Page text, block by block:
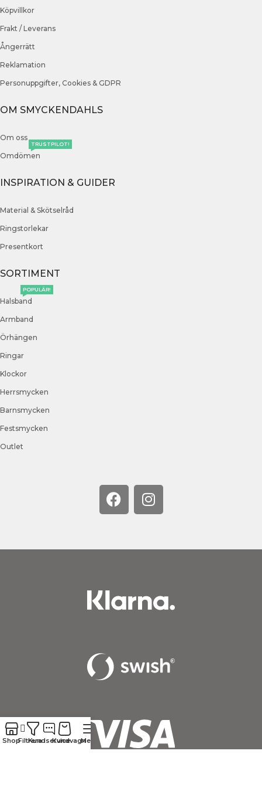
Köpvillkor
Frakt / Leverans
Ångerrätt
Reklamation
Personuppgifter, Cookies & GDPR
OM SMYCKENDAHLS
Om oss
Omdömen
TRUSTPILOT!
INSPIRATION & GUIDER
Material & Skötselråd
Ringstorlekar
Presentkort
SORTIMENT
Halsband
POPULÄR!
Armband
Örhängen
Ringar
Klockor
Herrsmycken
Barnsmycken
Festsmycken
Outlet
ShopFiltrera
KundserviceKundvagnMeny